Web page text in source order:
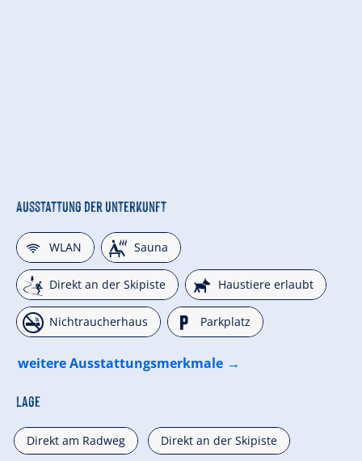
Ausstattung der Unterkunft
🜉WLAN 🗔Sauna
🞷Direkt an der Skipiste 🔮Haustiere erlaubt
🏝Nichtraucherhaus 🐈Parkplatz
weitere Ausstattungsmerkmale
Lage
Direkt am Radweg Direkt an der Skipiste